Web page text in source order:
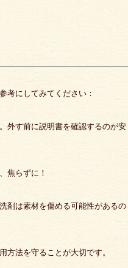
考にしてみてください：
外す前に説明書を確認するのが安
焦らずに！
剤は素材を傷める可能性があるの
方法を守ることが大切です。